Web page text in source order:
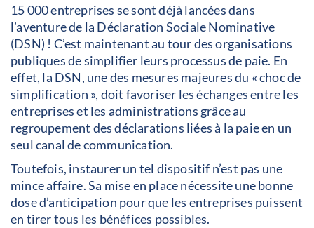
15 000 entreprises se sont déjà lancées dans
l’aventure de la Déclaration Sociale Nominative
(DSN) ! C’est maintenant au tour des organisations
publiques de simplifier leurs processus de paie. En
effet, la DSN, une des mesures majeures du « choc de
simplification », doit favoriser les échanges entre les
entreprises et les administrations grâce au
regroupement des déclarations liées à la paie en un
seul canal de communication.
Toutefois, instaurer un tel dispositif n’est pas une
mince affaire. Sa mise en place nécessite une bonne
dose d’anticipation pour que les entreprises puissent
en tirer tous les bénéfices possibles.